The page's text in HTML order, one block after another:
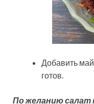
Добавить
готов.
По желанию салат